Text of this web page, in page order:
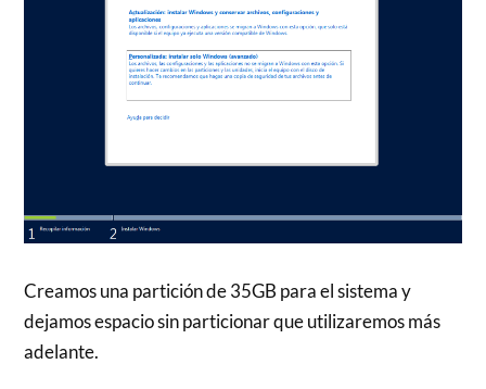
Creamos una partición de 35GB para el sistema y
dejamos espacio sin particionar que utilizaremos más
adelante.